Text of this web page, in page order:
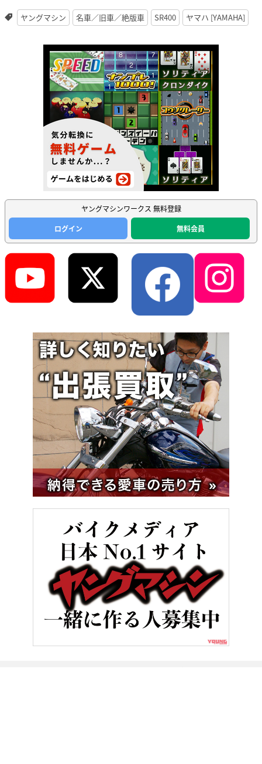
ヤングマシン 名車／旧車／絶版車 SR400 ヤマハ [YAMAHA]
ヤングマシンワークス 無料登録
ログイン
無料会員